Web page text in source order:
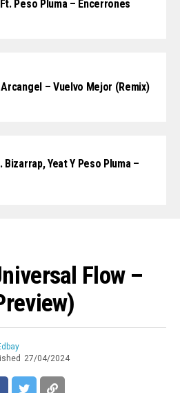
Peso Pluma – Encerrones
Arcangel – Vuelvo Mejor (Remix)
Bizarrap, Yeat Y Peso Pluma –
Flow –
27/04/2024